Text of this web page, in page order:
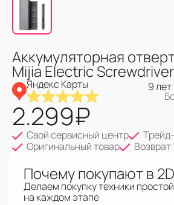
Аккумуляторная
Mijia Electric Screwdriver
Яндекс Карты 9
2.299₽
Свой сервисный центр
Оригинальный товар
Возврат
Почему покупают в
Делаем покупку техники
на каждом этапе